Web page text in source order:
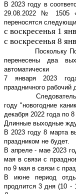
В 2023 году в
29.08.2022 № 1505
переносятся
с воскресенья 1
с воскресенья 8
Поскольку
перенесены два
автоматически
7 января 2023
праздничного рабочий
Следовательно, с
году "новогодние
декабря 2022 года по
Длинные выходные
В 2023 году 8 марта
праздником не будет.
В апреле - мае 2023
мая в связи с
по 9 мая в связи с
В июне период
продлится 3 дня (10 -